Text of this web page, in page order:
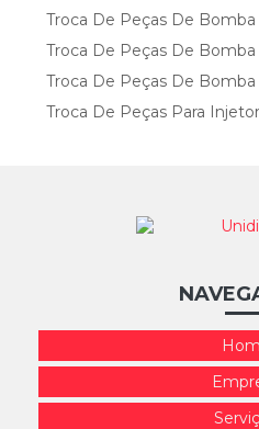
Troca De Peças De Bomba
Troca De Peças De
Troca De Peças De
Troca De Peças Para